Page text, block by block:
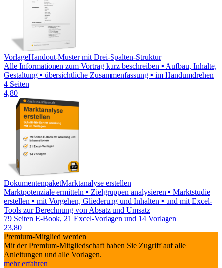
VorlageHandout-Muster mit Drei-Spalten-Struktur
Alle Informationen zum Vortrag kurz beschreiben ▪ Aufbau, Inhalte,
Gestaltung ▪ übersichtliche Zusammenfassung ▪ im Handumdrehen
4 Seiten
4,80
DokumentenpaketMarktanalyse erstellen
Marktpotenziale ermitteln ▪ Zielgruppen analysieren ▪ Marktstudie
erstellen ▪ mit Vorgehen, Gliederung und Inhalten ▪ und mit Excel-
Tools zur Berechnung von Absatz und Umsatz
79 Seiten E-Book, 21 Excel-Vorlagen und 14 Vorlagen
23,80
Premium-Mitglied werden
Mit der Premium-Mitgliedschaft haben Sie Zugriff auf alle
Anleitungen und alle Vorlagen.
mehr erfahren